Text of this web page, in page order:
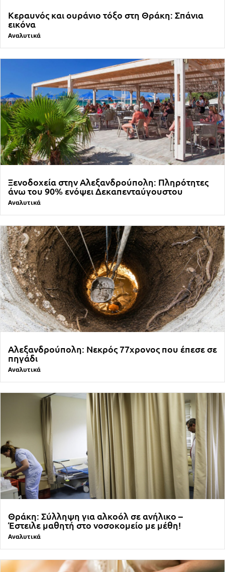
Κεραυνός και ουράνιο τόξο στη Θράκη: Σπάνια
εικόνα
Αναλυτικά
Ξενοδοχεία στην Αλεξανδρούπολη: Πληρότητες
άνω του 90% ενόψει Δεκαπενταύγουστου
Αναλυτικά
Αλεξανδρούπολη: Νεκρός 77χρονος που έπεσε σε
πηγάδι
Αναλυτικά
Θράκη: Σύλληψη για αλκοόλ σε ανήλικο –
Έστειλε μαθητή στο νοσοκομείο με μέθη!
Αναλυτικά